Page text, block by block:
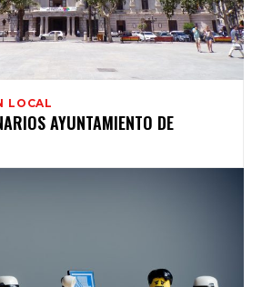
LOCAL
AYUNTAMIENTO DE